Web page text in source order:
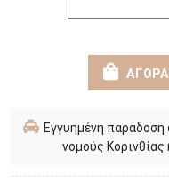
ΑΓΟΡΑ
Εγγυημένη παράδοση
νομούς